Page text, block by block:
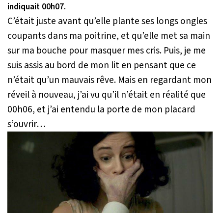
indiquait 00h07.
C’était juste avant qu’elle plante ses longs ongles
coupants dans ma poitrine, et qu’elle met sa main
sur ma bouche pour masquer mes cris. Puis, je me
suis assis au bord de mon lit en pensant que ce
n’était qu’un mauvais rêve. Mais en regardant mon
réveil à nouveau, j’ai vu qu’il n’était en réalité que
00h06, et j’ai entendu la porte de mon placard
s’ouvrir…